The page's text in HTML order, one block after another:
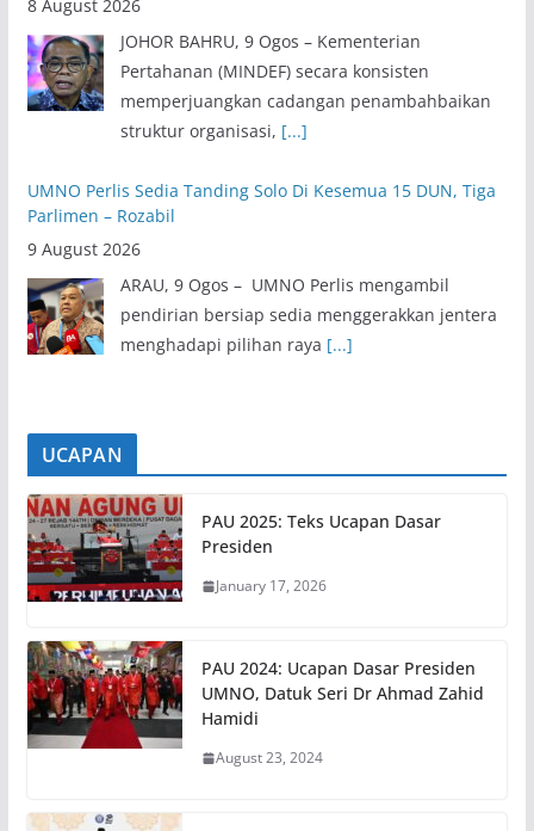
8 August 2026
JOHOR BAHRU, 9 Ogos – Kementerian
Pertahanan (MINDEF) secara konsisten
memperjuangkan cadangan penambahbaikan
struktur organisasi, [...]
UMNO Perlis Sedia Tanding Solo Di Kesemua 15 DUN, Tiga
Parlimen – Rozabil
9 August 2026
ARAU, 9 Ogos – UMNO Perlis mengambil
pendirian bersiap sedia menggerakkan jentera
menghadapi pilihan raya [...]
UCAPAN
PAU 2025: Teks Ucapan Dasar
Presiden
January 17, 2026
PAU 2024: Ucapan Dasar Presiden
UMNO, Datuk Seri Dr Ahmad Zahid
Hamidi
August 23, 2024